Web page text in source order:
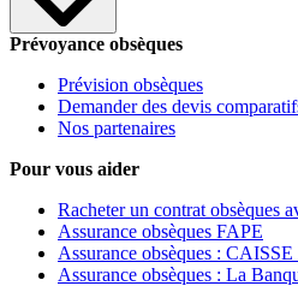
Prévoyance obsèques
Prévision obsèques
Demander des devis
Nos partenaires
Pour vous aider
Racheter un contrat obsèques
Assurance obsèques FAPE
Assurance obsèques :
Assurance obsèques : La